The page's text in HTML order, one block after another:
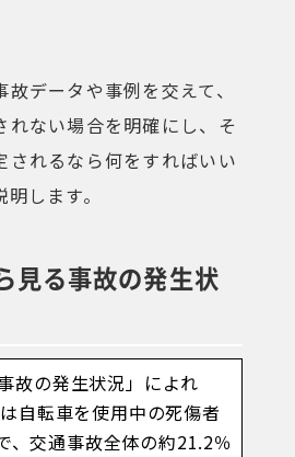
データや事例を交えて、
れない場合を明確にし、そ
されるなら何をすればいい
します。
見る事故の発生状
故の発生状況」によれ
自転車を使用中の死傷者
、交通事故全体の約21.2％